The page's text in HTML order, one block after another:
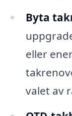
Byta
eller
valet av